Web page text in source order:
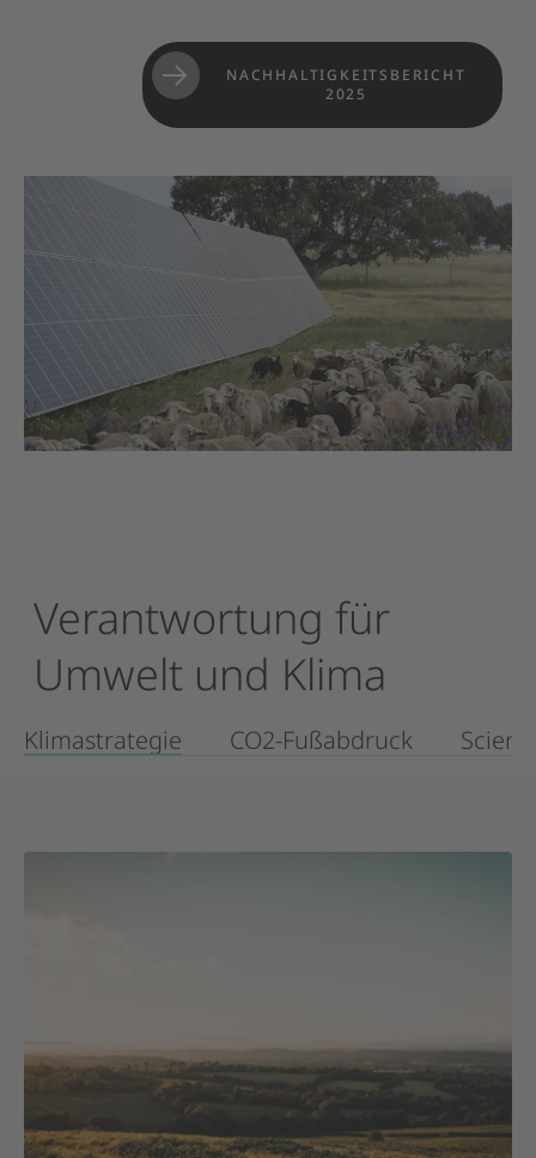
NACHHALTIGKEITSBERICHT
2025
Verantwortung für
Umwelt und Klima
Klimastrategie CO2-Fußabdruck